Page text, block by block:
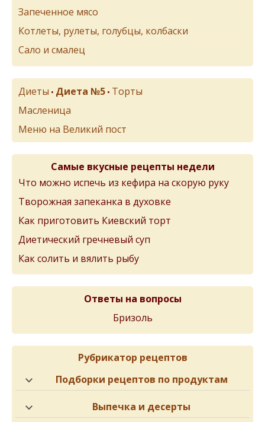
Запеченное мясо
Котлеты, рулеты, голубцы, колбаски
Сало и смалец
Диеты • Диета №5 • Торты
Масленица
Меню на Великий пост
Самые вкусные рецепты недели
Что можно испечь из кефира на скорую руку
Творожная запеканка в духовке
Как приготовить Киевский торт
Диетический гречневый суп
Как солить и вялить рыбу
Ответы на вопросы
Бризоль
Рубрикатор рецептов
Подборки рецептов по продуктам
Выпечка и десерты